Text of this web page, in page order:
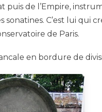
puis de l’Empire,
C’est lui qui
de Paris.
en bordure de